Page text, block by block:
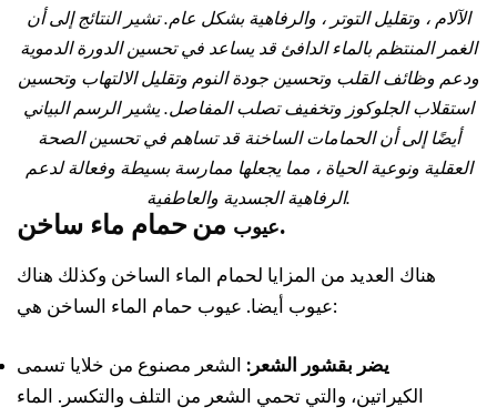
الآلام ، وتقليل التوتر ، والرفاهية بشكل عام. تشير النتائج إلى أن
الغمر المنتظم بالماء الدافئ قد يساعد في تحسين الدورة الدموية
ودعم وظائف القلب وتحسين جودة النوم وتقليل الالتهاب وتحسين
استقلاب الجلوكوز وتخفيف تصلب المفاصل. يشير الرسم البياني
أيضًا إلى أن الحمامات الساخنة قد تساهم في تحسين الصحة
العقلية ونوعية الحياة ، مما يجعلها ممارسة بسيطة وفعالة لدعم
الرفاهية الجسدية والعاطفية.
عيوب من حمام ماء ساخن.
هناك العديد من المزايا لحمام الماء الساخن وكذلك هناك
عيوب أيضا. عيوب حمام الماء الساخن هي:
يضر بقشور الشعر: الشعر مصنوع من خلايا تسمى
الكيراتين، والتي تحمي الشعر من التلف والتكسر. الماء